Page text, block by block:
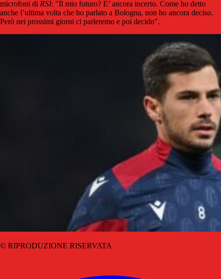
microfoni di RSI: "Il mio futuro? E’ ancora incerto. Come ho detto
anche l’ultima volta che ho parlato a Bologna, non ho ancora deciso.
Però nei prossimi giorni ci parleremo e poi decido".
© RIPRODUZIONE RISERVATA